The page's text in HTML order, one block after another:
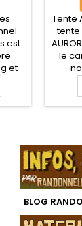
est
et
3
Tente
tente
le
BLOG